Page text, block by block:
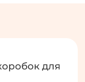
для